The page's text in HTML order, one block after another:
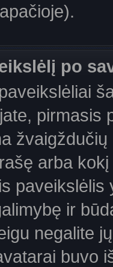
po
pirmasis
arba
ir
negalite
buvo